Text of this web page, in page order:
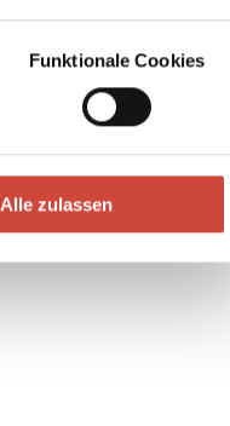
Funktionale Cookies
Alle zulassen